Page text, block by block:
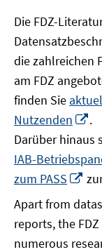
Die FDZ-
die zahlreichen
am FDZ
finden Sie
Nutzenden
.
Darüber hinaus
IAB-
zum PASS
In
Apart from
reports, the
numerous